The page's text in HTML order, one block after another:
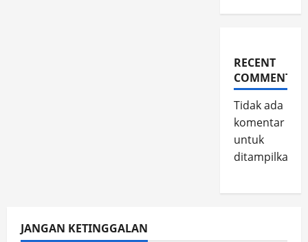
RECENT
COMMENTS
Tidak ada
komentar
untuk
ditampilkan.
JANGAN KETINGGALAN